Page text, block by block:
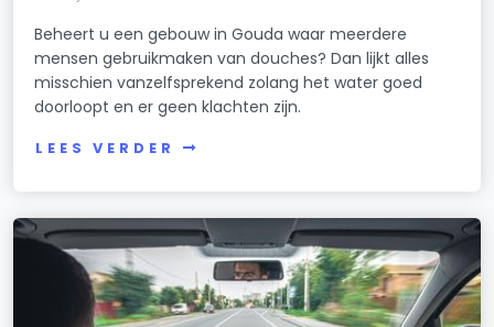
Beheert u een gebouw in Gouda waar meerdere
mensen gebruikmaken van douches? Dan lijkt alles
misschien vanzelfsprekend zolang het water goed
doorloopt en er geen klachten zijn.
LEES VERDER